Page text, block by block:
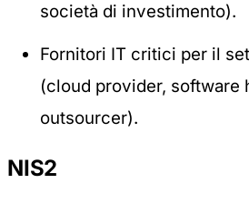
società di investimento).
Fornitori IT critici per il
(cloud provider, software
outsourcer).
NIS2